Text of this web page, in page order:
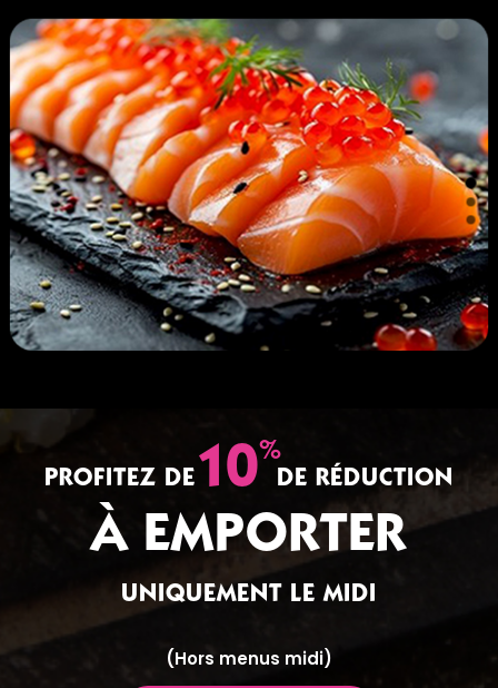
PROFITEZ DE10%
DE RÉDUCTION
À EMPORTER
UNIQUEMENT LE MIDI
(Hors menus midi)